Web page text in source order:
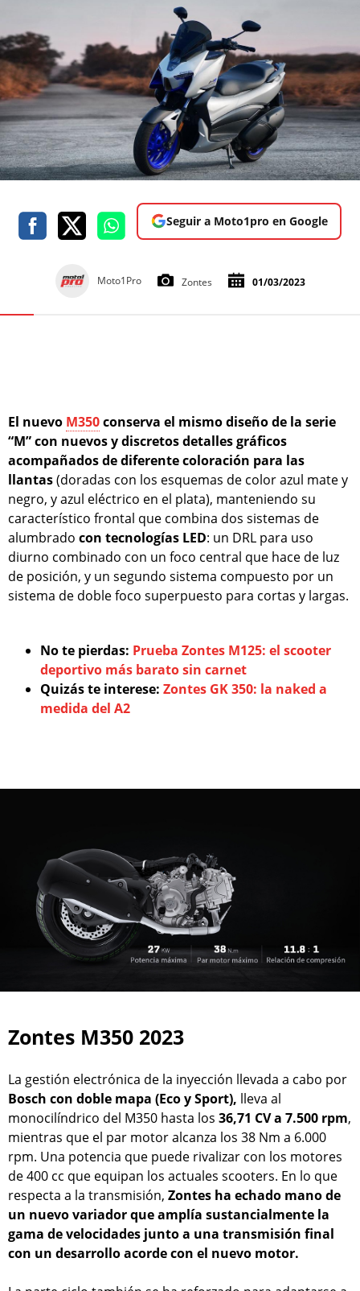
Seguir a Moto1pro en Google
Moto1Pro Zontes 01/03/2023
El nuevo M350conserva el mismo diseño de la serie
“M” con nuevos y discretos detalles gráficos
acompañados de diferente coloración para las
llantas(doradas con los esquemas de color azul mate y
negro, y azul eléctrico en el plata), manteniendo su
característico frontal que combina dos sistemas de
alumbrado con tecnologías LED: un DRL para uso
diurno combinado con un foco central que hace de luz
de posición, y un segundo sistema compuesto por un
sistema de doble foco superpuesto para cortas y largas.
No te pierdas: Prueba Zontes M125: el scooter
deportivo más barato sin carnet
Quizás te interese: Zontes GK 350: la naked a
medida del A2
Zontes M350 2023
La gestión electrónica de la inyección llevada a cabo por
Bosch con doble mapa (Eco y Sport), lleva al
monocilíndrico del M350 hasta los 36,71 CV a 7.500 rpm,
mientras que el par motor alcanza los 38 Nm a 6.000
rpm. Una potencia que puede rivalizar con los motores
de 400 cc que equipan los actuales scooters. En lo que
respecta a la transmisión, Zontes ha echado mano de
un nuevo variador que amplía sustancialmente la
gama de velocidades junto a una transmisión final
con un desarrollo acorde con el nuevo motor.